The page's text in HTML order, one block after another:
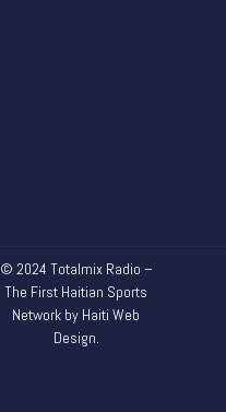
© 2024 Totalmix Radio –
The First Haitian Sports
Network by Haiti Web
Design.